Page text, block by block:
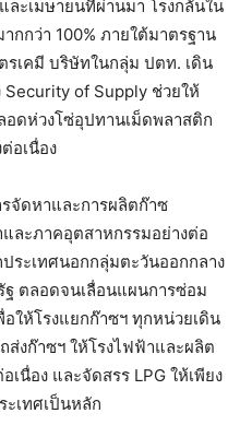
ละเมษายนที่ผ่านมา โรงกลั่นใน
กกว่า 100% ภายใต้มาตรฐาน
เคมี บริษัทในกลุ่ม ปตท. เดิน
Security of Supply ช่วยให้
อดห่วงโซ่อุปทานเม็ดพลาสติก
อเนื่อง
จัดหาและการผลิตก๊าซ
ละภาคอุตสาหกรรมอย่างต่อ
ระเทศนอกกลุ่มตะวันออกกลาง
ตลอดจนเลื่อนแผนการซ่อม
ให้โรงแยกก๊าซฯ ทุกหน่วยเดิน
ส่งก๊าซฯ ให้โรงไฟฟ้าและผลิต
เนื่อง และจัดสรร LPG ให้เพียง
เทศเป็นหลัก